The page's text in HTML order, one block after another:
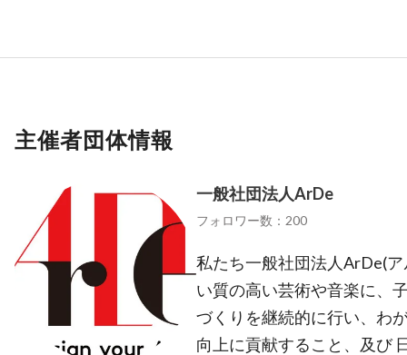
主催者団体情報
一般社団法人ArDe
フォロワー数：200
私たち一般社団法人ArDe(
い質の高い芸術や音楽に、
づくりを継続的に行い、わ
向上に貢献すること、及び